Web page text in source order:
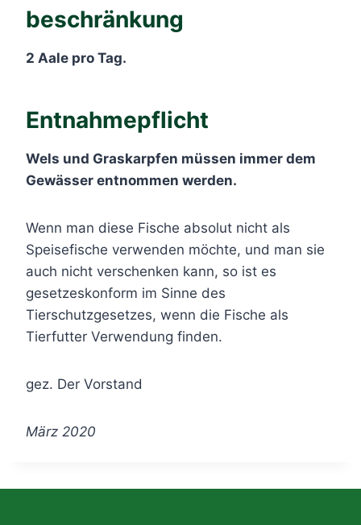
beschränkung
2 Aale pro Tag.
Entnahmepflicht
Wels und Graskarpfen müssen immer dem
Gewässer entnommen werden.
Wenn man diese Fische absolut nicht als
Speisefische verwenden möchte, und man sie
auch nicht verschenken kann, so ist es
gesetzeskonform im Sinne des
Tierschutzgesetzes, wenn die Fische als
Tierfutter Verwendung finden.
gez. Der Vorstand
März 2020